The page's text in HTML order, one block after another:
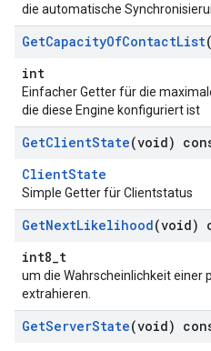
die automatische
GetCapacityOfContactList
int
Einfacher Getter für die
die diese Engine konfiguriert ist
GetClientState(void)
ClientState
Simple Getter für Clientstatus
GetNextLikelihood(void)
int8_t
um die Wahrscheinlichkeit einer
extrahieren.
GetServerState(void)